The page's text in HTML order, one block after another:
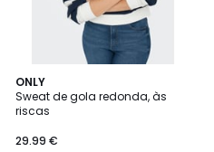
ONLY
Sweat de gola redonda, às
riscas
29.99 €
5
/
5
2
Cores